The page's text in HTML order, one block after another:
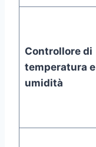
Controllore di
temperatura e
umidità